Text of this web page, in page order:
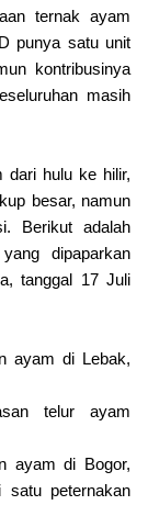
ternak ayam
punya satu unit
kontribusinya
masih
dari hulu ke hilir,
besar, namun
Berikut adalah
dipaparkan
tanggal 17 Juli
ayam di Lebak,
telur ayam
ayam di Bogor,
peternakan